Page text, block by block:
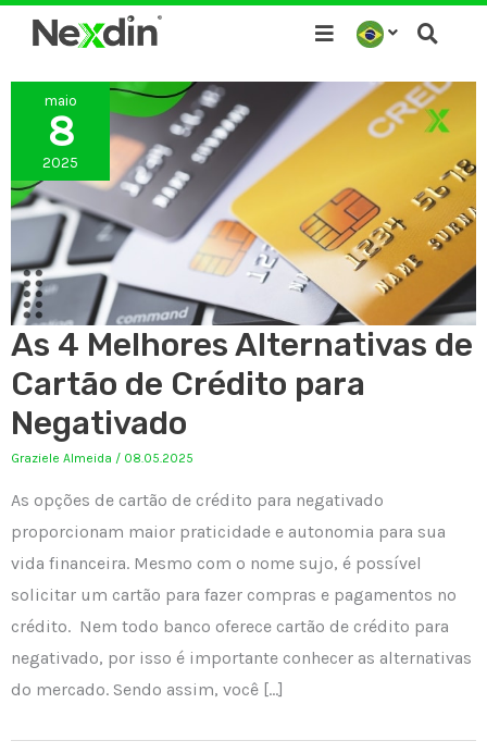
para
conteúdo
maio
8
2025
As 4 Melhores Alternativas de
Cartão de Crédito para
Negativado
Graziele Almeida / 08.05.2025
As opções de cartão de crédito para negativado
proporcionam maior praticidade e autonomia para sua
vida financeira. Mesmo com o nome sujo, é possível
solicitar um cartão para fazer compras e pagamentos no
crédito. Nem todo banco oferece cartão de crédito para
negativado, por isso é importante conhecer as alternativas
do mercado. Sendo assim, você […]